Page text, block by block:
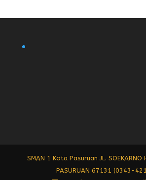
SMAN 1 Kota Pasuruan JL. SOEKARNO
PASURUAN 67131 (0343-